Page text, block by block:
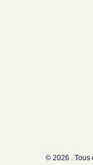
© 2026 . Tous